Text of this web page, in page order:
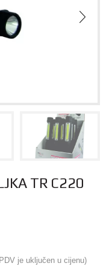
TR C220
je uključen u cijenu)